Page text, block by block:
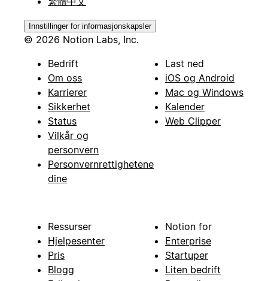
Innstillinger for informasjonskapsler
© 2026 Notion Labs, Inc.
Bedrift
Om oss
Karrierer
Sikkerhet
Status
Vilkår og
personvern
Personvernrettighetene
dine
Last ned
iOS og Android
Mac og Windows
Kalender
Web Clipper
Ressurser
Hjelpesenter
Pris
Blogg
Notion for
Enterprise
Startuper
Liten bedrift